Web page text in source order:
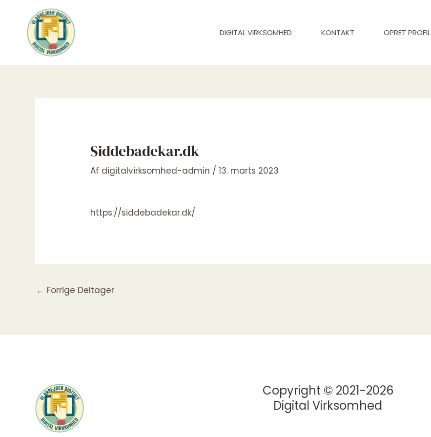
indholdet
DIGITAL VIRKSOMHED KONTAKT OPRET PROFIL
Siddebadekar.dk
Af digitalvirksomhed-admin /13. marts 2023
https://siddebadekar.dk/
← Forrige Deltager
Copyright © 2021-2026
Digital Virksomhed